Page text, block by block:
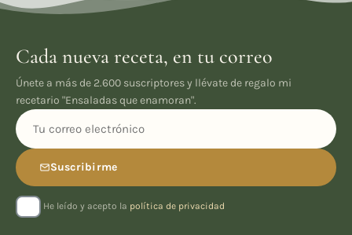
Cada nueva receta, en tu correo
Únete a más de 2.600 suscriptores y llévate de regalo mi
recetario "Ensaladas que enamoran".
Suscribirme
He leído y acepto la política de privacidad